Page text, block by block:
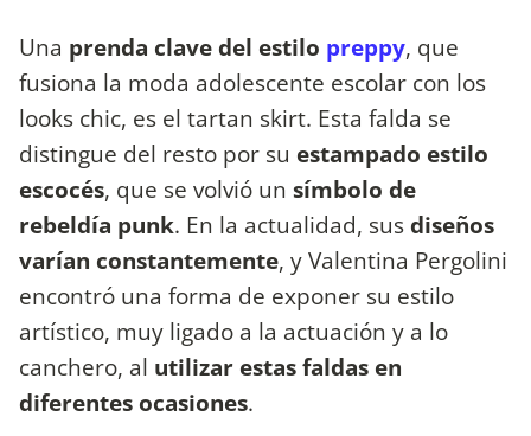
Una prenda clave del estilo preppy, que
fusiona la moda adolescente escolar con los
looks chic, es el tartan skirt. Esta falda se
distingue del resto por su estampado estilo
escocés, que se volvió un símbolo de
rebeldía punk. En la actualidad, susdiseños
varían constantemente, y Valentina Pergolini
encontró una forma de exponer su estilo
artístico, muy ligado a la actuación y a lo
canchero, al utilizar estas faldas en
diferentes ocasiones.